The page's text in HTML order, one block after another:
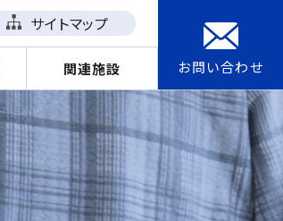
関連施設
サイトマップ
お問い合わせ